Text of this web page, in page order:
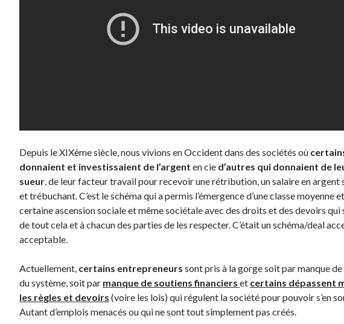
Depuis le XIXème siècle, nous vivions en Occident dans des sociétés où
donnaient et investissaient de l’argent en cie d’autres qui donnaient de
sueur, de leur facteur travail pour recevoir une rétribution, un salaire en argent
et trébuchant. C’est le schéma qui a permis l’émergence d’une classe moyenne
certaine ascension sociale et même sociétale avec des droits et des devoirs qui
de tout cela et à chacun des parties de les respecter. C’était un schéma/deal
acceptable.
Actuellement, certains entrepreneurs sont pris à la gorge soit par manque
du système, soit par manque de soutiens financiers et certains dépassent
les règles et devoirs (voire les lois) qui régulent la société pour pouvoir s’en
Autant d’emplois menacés ou qui ne sont tout simplement pas créés.